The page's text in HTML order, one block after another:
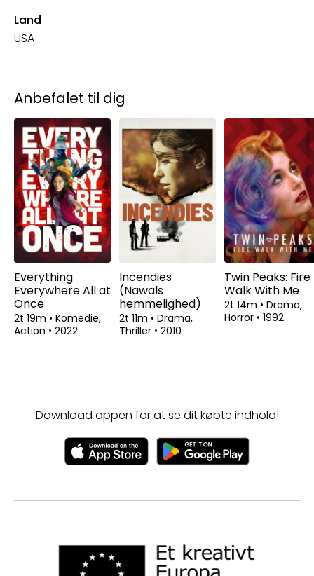
Land
USA
Anbefalet til dig
Everything
Everywhere All at
Once
2t 19m • Komedie,
Action • 2022
Incendies
(Nawals
hemmelighed)
2t 11m • Drama,
Thriller • 2010
Twin Peaks: Fire
Walk With Me
2t 14m • Drama,
Horror • 1992
Download appen for at se dit købte indhold!